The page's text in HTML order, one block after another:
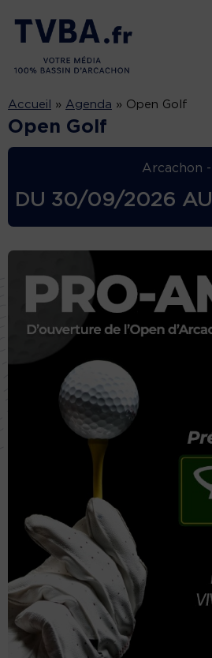
Accueil » Agenda » Open Golf
Open Golf
Arcachon -
DU 30/09/2026 AU